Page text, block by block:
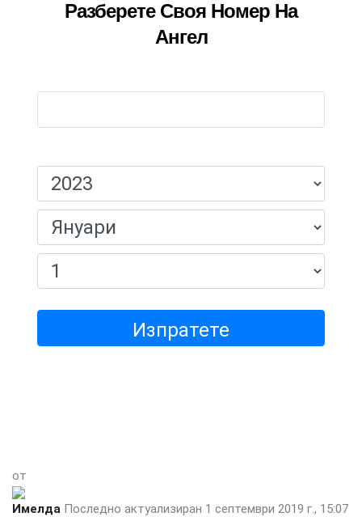
Разберете Своя Номер На
Ангел
Изпратете
от
Имелда Последно актуализиран 1 септември 2019 г., 15:07